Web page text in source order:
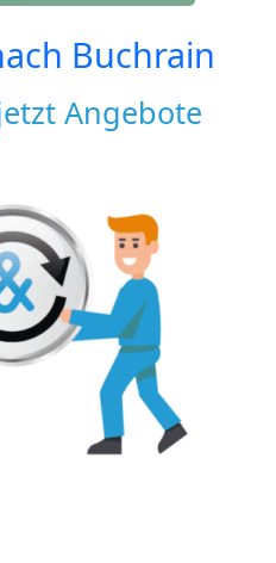
Buchrain
Angebote